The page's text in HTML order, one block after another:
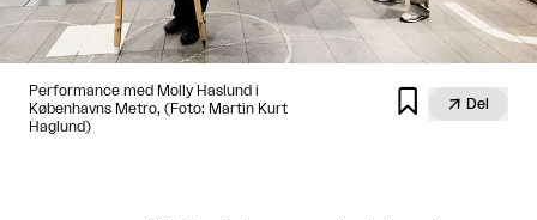
Performance med Molly Haslund i
Københavns Metro, (Foto: Martin Kurt
Haglund)
  Del